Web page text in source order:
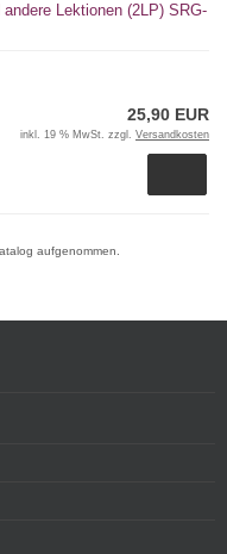
Lektionen (2LP) SRG-
25,90 EUR
inkl. 19 % MwSt. zzgl. Versandkosten
aufgenommen.